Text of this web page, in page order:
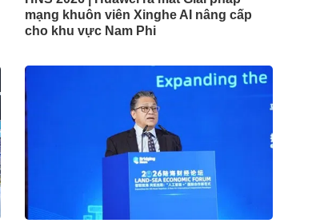
mạng khuôn viên Xinghe AI nâng cấp
cho khu vực Nam Phi